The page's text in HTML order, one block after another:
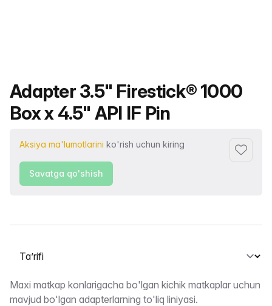
Mahsulot nomi
Adapter 3.5" Firestick® 1000
Box x 4.5" API IF Pin
Aksiya ma'lumotlarini ko'rish uchun kiring
Savatga qo'shish
Yorliqni tanlash
Taʼrifi
Maxi matkap konlarigacha bo'lgan kichik matkaplar uchun
mavjud bo'lgan adapterlarning to'liq liniyasi.